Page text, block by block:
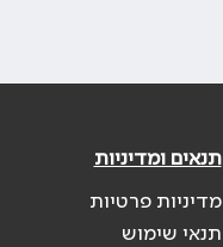
תנאים ומדיניות
מדיניות פרטיות
תנאי שימוש